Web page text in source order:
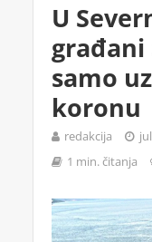
U
građani
samo
koronu
redakcija
1 min. čitanja